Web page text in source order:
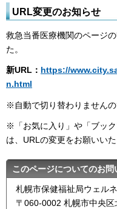
URL変更のお知らせ
救急当番医療機関のページ
た。
新URL： https://
n.html
※自動で切り替わりませんの
※「お気に入り」や「ブッ
は、URLの変更をお願いいた
このページについてのお問
札幌市保健福祉局ウェル
〒060-0002 札幌市中央